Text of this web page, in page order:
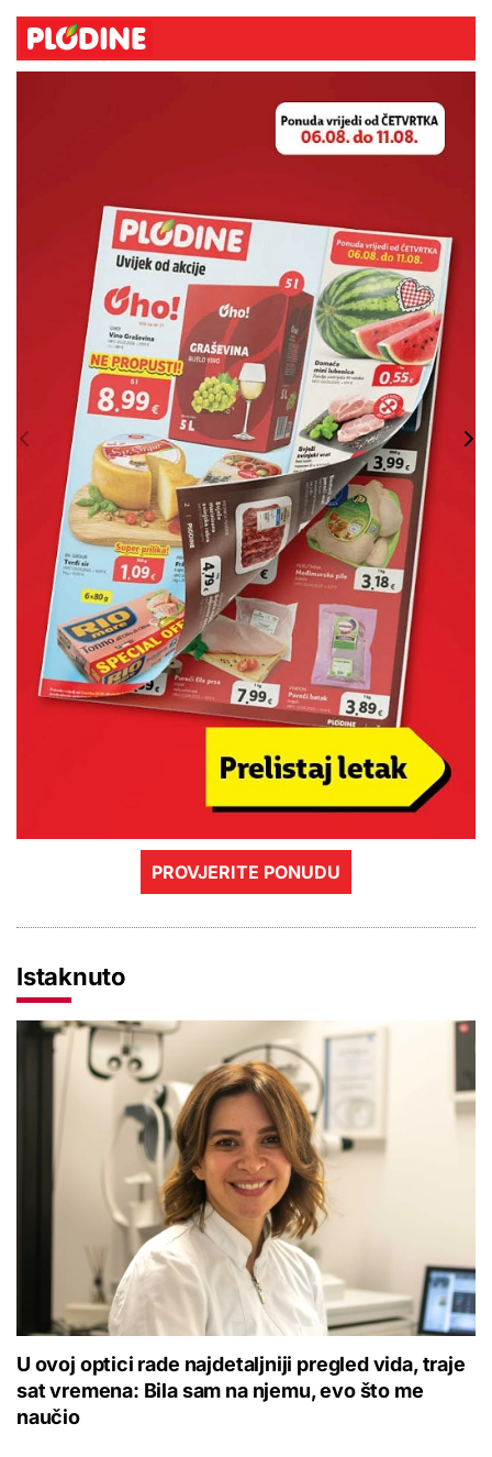
PROVJERITE PONUDU
Istaknuto
U ovoj optici rade najdetaljniji pregled vida, traje
sat vremena: Bila sam na njemu, evo što me
naučio